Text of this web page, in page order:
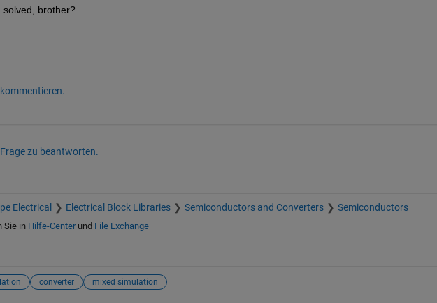
solved, brother?
zu beantworten.
Electrical Electrical Block Libraries Semiconductors and Converters Semiconductors
Sie in Hilfe-Centerund File Exchange
converter mixed simulation